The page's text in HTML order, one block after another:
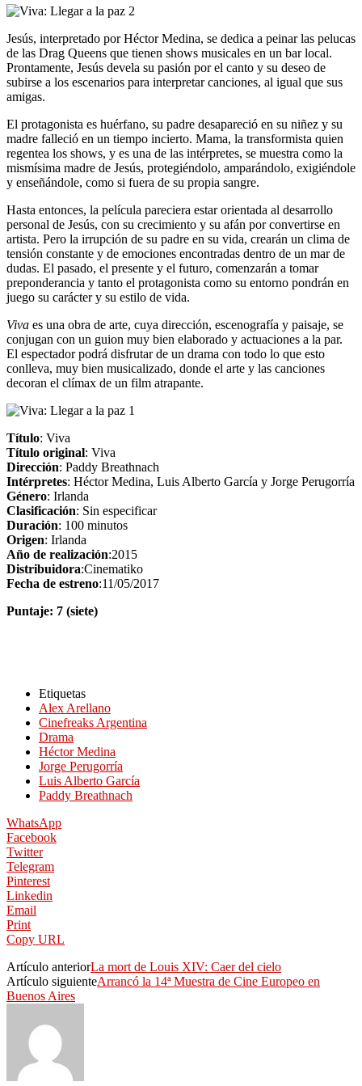
Jesús, interpretado por Héctor Medina, se dedica a peinar las pelucas
de las Drag Queens que tienen shows musicales en un bar local.
Prontamente, Jesús devela su pasión por el canto y su deseo de
subirse a los escenarios para interpretar canciones, al igual que sus
amigas.
El protagonista es huérfano, su padre desapareció en su niñez y su
madre falleció en un tiempo incierto. Mama, la transformista quien
regentea los shows, y es una de las intérpretes, se muestra como la
mismísima madre de Jesús, protegiéndolo, amparándolo, exigiéndole
y enseñándole, como si fuera de su propia sangre.
Hasta entonces, la película pareciera estar orientada al desarrollo
personal de Jesús, con su crecimiento y su afán por convertirse en
artista. Pero la irrupción de su padre en su vida, crearán un clima de
tensión constante y de emociones encontradas dentro de un mar de
dudas. El pasado, el presente y el futuro, comenzarán a tomar
preponderancia y tanto el protagonista como su entorno pondrán en
juego su carácter y su estilo de vida.
Viva es una obra de arte, cuya dirección, escenografía y paisaje, se
conjugan con un guion muy bien elaborado y actuaciones a la par.
El espectador podrá disfrutar de un drama con todo lo que esto
conlleva, muy bien musicalizado, donde el arte y las canciones
decoran el clímax de un film atrapante.
Título: Viva
Título original: Viva
Dirección: Paddy Breathnach
Intérpretes: Héctor Medina, Luis Alberto García y Jorge Perugorría
Género: Irlanda
Clasificación: Sin especificar
Duración: 100 minutos
Origen: Irlanda
Año de realización:2015
Distribuidora:Cinematiko
Fecha de estreno:11/05/2017
Puntaje: 7 (siete)
Etiquetas
Alex Arellano
Cinefreaks Argentina
Drama
Héctor Medina
Jorge Perugorría
Luis Alberto García
Paddy Breathnach
WhatsApp
Facebook
Twitter
Telegram
Pinterest
Linkedin
Email
Print
Copy URL
Artículo anteriorLa mort de Louis XIV: Caer del cielo
Artículo siguienteArrancó la 14ª Muestra de Cine Europeo en
Buenos Aires